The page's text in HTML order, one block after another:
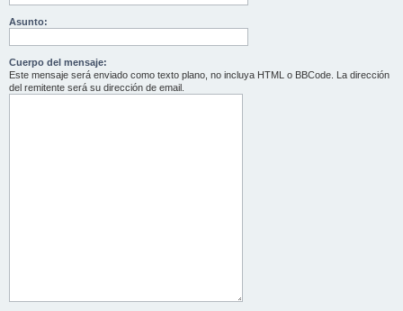
Asunto:
Cuerpo del mensaje:
Este mensaje será enviado como texto plano, no incluya HTML o BBCode. La dirección
del remitente será su dirección de email.